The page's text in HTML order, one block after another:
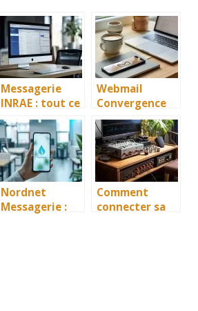
Messagerie
INRAE : tout ce
que vous devez
savoir pour
accéder à vos
e-mails
Webmail
Convergence
Lyon : Tout ce
que vous devez
savoir
Nordnet
Messagerie :
Comment
connecter sa